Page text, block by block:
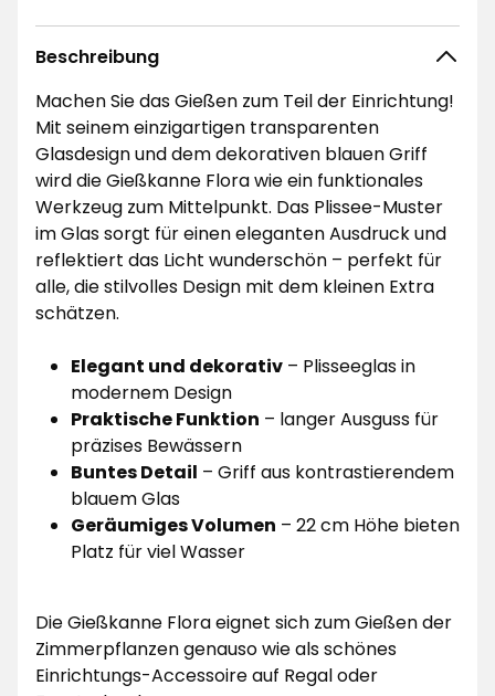
Beschreibung
Machen Sie das Gießen zum Teil der Einrichtung!
Mit seinem einzigartigen transparenten
Glasdesign und dem dekorativen blauen Griff
wird die Gießkanne Flora wie ein funktionales
Werkzeug zum Mittelpunkt. Das Plissee-Muster
im Glas sorgt für einen eleganten Ausdruck und
reflektiert das Licht wunderschön – perfekt für
alle, die stilvolles Design mit dem kleinen Extra
schätzen.
Elegant und dekorativ – Plisseeglas in
modernem Design
Praktische Funktion – langer Ausguss für
präzises Bewässern
Buntes Detail – Griff aus kontrastierendem
blauem Glas
Geräumiges Volumen – 22 cm Höhe bieten
Platz für viel Wasser
Die Gießkanne Flora eignet sich zum Gießen der
Zimmerpflanzen genauso wie als schönes
Einrichtungs-Accessoire auf Regal oder